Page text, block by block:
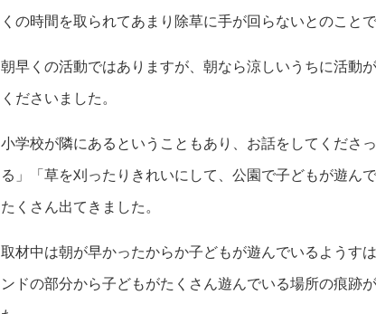
くの時間を取られてあまり除草に手が回らないとのことで
朝早くの活動ではありますが、朝なら涼しいうちに活動
くださいました。
小学校が隣にあるということもあり、お話をしてくださ
る」「草を刈ったりきれいにして、公園で子どもが遊ん
たくさん出てきました。
取材中は朝が早かったからか子どもが遊んでいるようす
ンドの部分から子どもがたくさん遊んでいる場所の痕跡